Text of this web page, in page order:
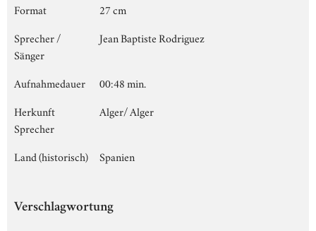
Format
27 cm
Sprecher /
Sänger
Jean Baptiste Rodriguez
Aufnahmedauer
00:48 min.
Herkunft
Sprecher
Alger/ Alger
Land (historisch) Spanien
Verschlagwortung